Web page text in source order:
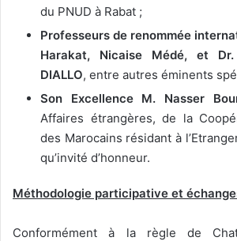
du PNUD à Rabat ;
Professeurs de renommée
Harakat, Nicaise Médé, et
DIALLO, entre autres éminents
Son Excellence M. Nasser
Affaires étrangères, de la
des Marocains résidant à
qu’invité d’honneur.
Méthodologie participative et
Conformément à la règle de